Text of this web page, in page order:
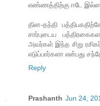
எண்ணத்திற்கு ஈடே
தின-தந்தி
சார்புடைய
அவர்கள் இந்த சிறு
எடுப்பார்களா என்பது
Reply
Prashanth Jun 24,